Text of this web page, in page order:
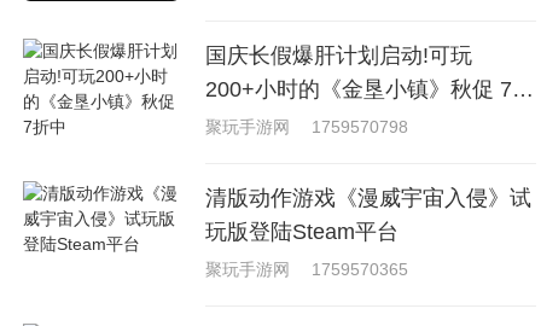
国庆长假爆肝计划启动!可玩
200+小时的《金垦小镇》秋促 7折
中
聚玩手游网 1759570798
清版动作游戏《漫威宇宙入侵》试
玩版登陆Steam平台
聚玩手游网 1759570365